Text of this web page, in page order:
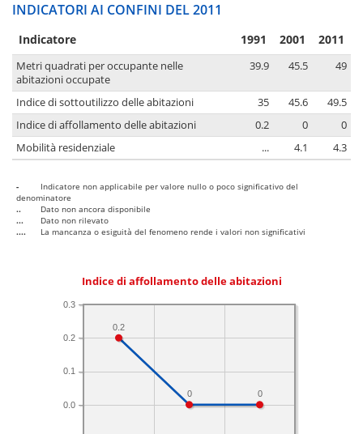
INDICATORI AI CONFINI DEL 2011
Indicatore 1991 2001 2011
Metri quadrati per occupante nelle
abitazioni occupate
39.9 45.5 49
Indice di sottoutilizzo delle abitazioni 35 45.6
49.5
Indice di affollamento delle abitazioni
0.2 0
0
Mobilità residenziale
... 4.1 4.3
-
Indicatore non applicabile per valore nullo o poco significativo del
denominatore
..
Dato non ancora disponibile
...
Dato non rilevato
....
La mancanza o esiguità del fenomeno rende i valori non significativi
Indice di affollamento delle abitazioni
0.0
0.1
0.2
0.3
0
0
0.2